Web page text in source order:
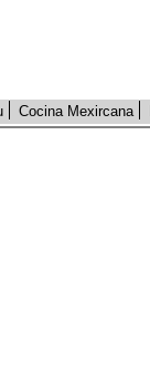
Cocina Mexircana